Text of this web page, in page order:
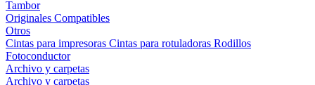
Tambor
Originales Compatibles
Otros
Cintas para impresoras Cintas para rotuladoras Rodillos
Fotoconductor
Archivo y carpetas
Archivo y carpetas